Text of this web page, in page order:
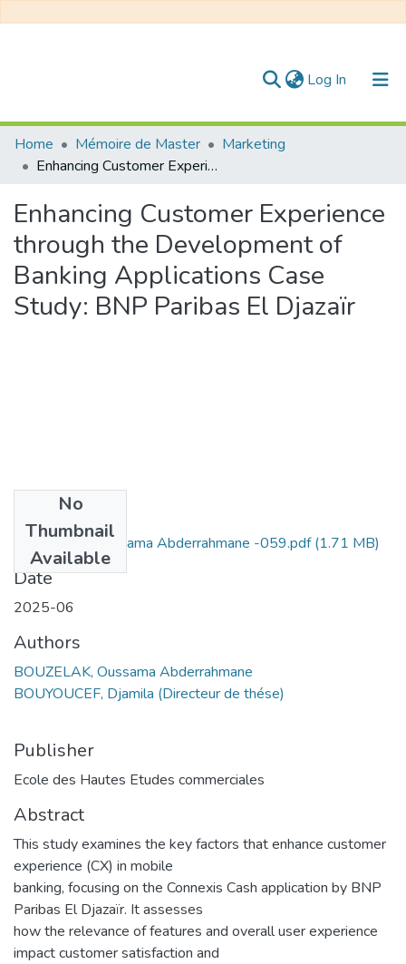
Log In (current)
Communities & Collections
All of DSpace
Statistics
Home Mémoire de Master
Marketing
Enhancing Customer Experience through the Development of Banking Applications Case Study: BNP Paribas El Djazaïr
Enhancing Customer Experience
through the Development of
Banking Applications Case
Study: BNP Paribas El Djazaïr
No
Thumbnail
Available
BOUZELAK Oussama Abderrahmane -059.pdf(1.71 MB)
Date
2025-06
Authors
BOUZELAK, Oussama Abderrahmane
BOUYOUCEF, Djamila (Directeur de thése)
Publisher
Ecole des Hautes Etudes commerciales
Abstract
This study examines the key factors that enhance customer
experience (CX) in mobile
banking, focusing on the Connexis Cash application by BNP
Paribas El Djazaïr. It assesses
how the relevance of features and overall user experience
impact customer satisfaction and